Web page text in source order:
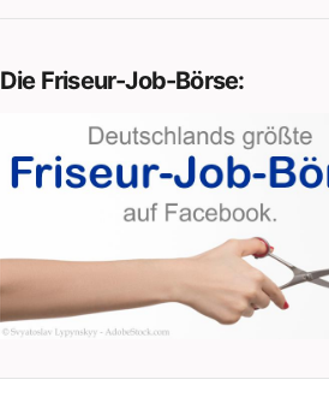
Die Friseur-Job-Börse: